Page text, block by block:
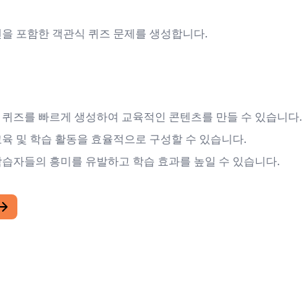
포함한 객관식 퀴즈 문제를 생성합니다.
즈를 빠르게 생성하여 교육적인 콘텐츠를 만들 수 있습니다.
및 학습 활동을 효율적으로 구성할 수 있습니다.
자들의 흥미를 유발하고 학습 효과를 높일 수 있습니다.